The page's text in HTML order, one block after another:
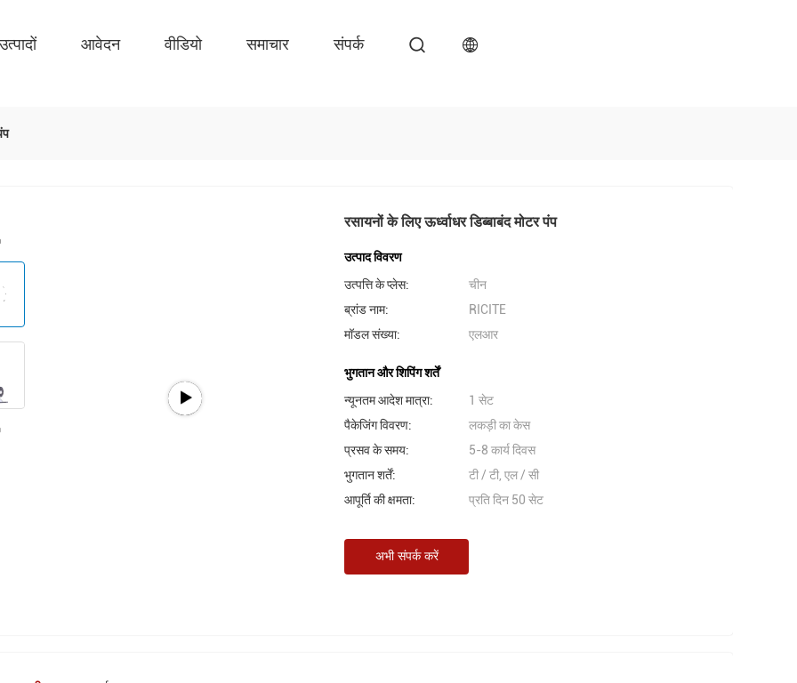
उत्पादों आवेदन वीडियो समाचार संपर्क
रसायनों के लिए ऊर्ध्वाधर डिब्बाबंद मोटर पंप
उत्पाद विवरण
उत्पत्ति के प्लेस:
चीन
ब्रांड नाम:
RICITE
मॉडल संख्या:
एलआर
भुगतान और शिपिंग शर्तें
न्यूनतम आदेश मात्रा:
1 सेट
पैकेजिंग विवरण:
लकड़ी का केस
प्रसव के समय:
5-8 कार्य दिवस
भुगतान शर्तें:
टी / टी, एल / सी
आपूर्ति की क्षमता:
प्रति दिन 50 सेट
अभी संपर्क करें